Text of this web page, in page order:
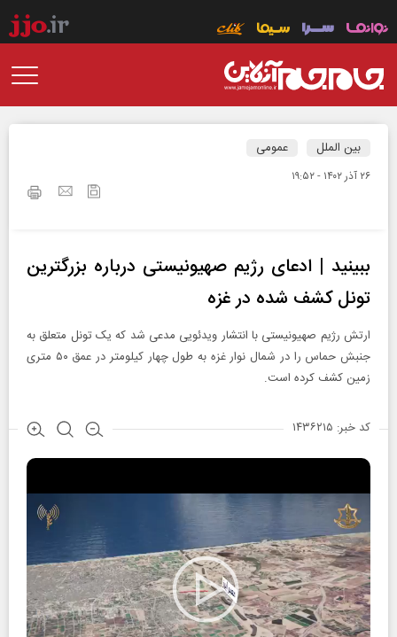
بین الملل عمومی
۲۶ آذر ۱۴۰۲ - ۱۹:۵۲
ببینید | ادعای رژیم صهیونیستی درباره بزرگترین
تونل کشف شده در غزه
ارتش رژیم صهیونیستی با انتشار ویدئویی مدعی شد که یک تونل متعلق به
جنبش حماس را در شمال نوار غزه به طول چهار کیلومتر در عمق ۵۰ متری
زمین کشف کرده است.
کد خبر: ۱۴۳۶۲۱۵